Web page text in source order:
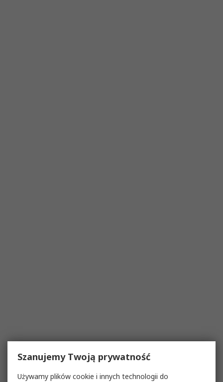
Szanujemy Twoją prywatność
Używamy plików cookie i innych technologii do